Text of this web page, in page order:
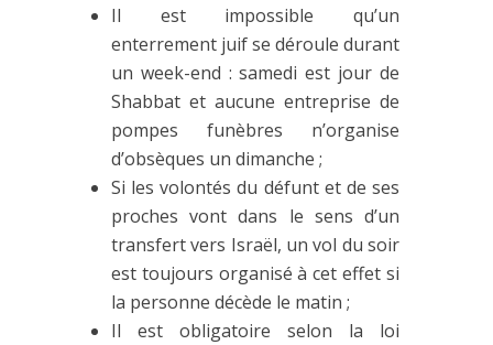
Il est impossible qu’un
enterrement juif se déroule durant
un week-end : samedi est jour de
Shabbat et aucune entreprise de
pompes funèbres n’organise
d’obsèques un dimanche ;
Si les volontés du défunt et de ses
proches vont dans le sens d’un
transfert vers Israël, un vol du soir
est toujours organisé à cet effet si
la personne décède le matin ;
Il est obligatoire selon la loi